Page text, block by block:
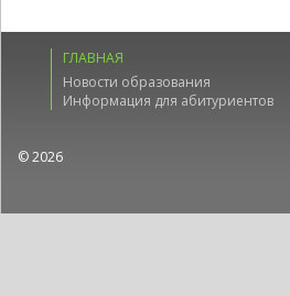
ГЛАВНАЯ
Новости образования
Информация для абитуриентов
© 2026